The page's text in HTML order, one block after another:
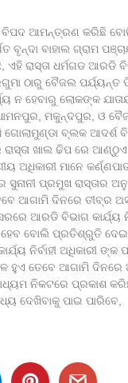
ବିପଦ ଆମନ୍ତ୍ରଣ କରିଛି
ବୃନ୍ଦା ବାହାଲ ଗ୍ରାମ
ରାସ୍ତା ଧର୍ମଗଡ ଆରଡି
ଠାରୁ ବୈଜଲ ପର୍ଯ୍ୟନ୍ତ
ନ ହେବାରୁ ଲୋକଙ୍କ
ମକୁନ୍ଦପୁର, ଓ
ଗୋଲାମୁଣ୍ଡା ବ୍ଲକ ଆଦର୍ଶ
ଖାଲ ଢିପ ରେ
ଅଧିକାରୀ ମାନେ
ପ୍ରମୁଖ ରାସ୍ତାର
ଆଗାମି ଦିନରେ ତୀବ୍ର
ଆରଡି ବିଭାଗ କାର୍ଯ୍ୟ
ବୋଲି ପ୍ରତିଶ୍ରୁତି
ନିର୍ବାହୀ ଅଧିକାରୀ
ହୁଏ ତେବେ ଆଗାମି
ନିକଟରେ ପ୍ରକାଶ
ଦେଖିବାକୁ ପାଇ ପାରିବେ,